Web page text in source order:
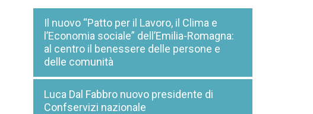
Il nuovo “Patto per il Lavoro, il Clima e
l’Economia sociale” dell’Emilia-Romagna:
al centro il benessere delle persone e
delle comunità
Luca Dal Fabbro nuovo presidente di
Confservizi nazionale